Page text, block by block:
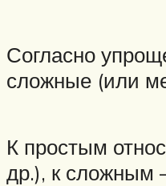
Согласно
сложные (или
К простым
др.), к сложным